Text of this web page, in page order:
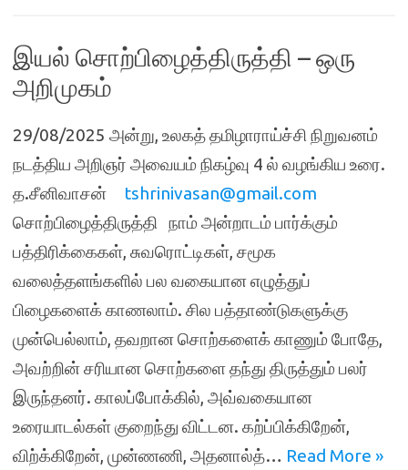
இயல் சொற்பிழைத்திருத்தி – ஒரு
அறிமுகம்
29/08/2025 அன்று, உலகத் தமிழாராய்ச்சி நிறுவனம்
நடத்திய அறிஞர் அவையம் நிகழ்வு 4 ல் வழங்கிய உரை.
த.சீனிவாசன் tshrinivasan@gmail.com
சொற்பிழைத்திருத்தி நாம் அன்றாடம் பார்க்கும்
பத்திரிக்கைகள், சுவரொட்டிகள், சமூக
வலைத்தளங்களில் பல வகையான எழுத்துப்
பிழைகளைக் காணலாம். சில பத்தாண்டுகளுக்கு
முன்பெல்லாம், தவறான சொற்களைக் காணும் போதே,
அவற்றின் சரியான சொற்களை தந்து திருத்தும் பலர்
இருந்தனர். காலப்போக்கில், அவ்வகையான
உரையாடல்கள் குறைந்து விட்டன. கற்ப்பிக்கிறேன்,
விற்க்கிறேன், முன்ணணி, அதனால்த்… Read More »